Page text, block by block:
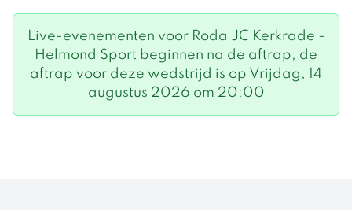
Live-evenementen voor Roda JC Kerkrade -
Helmond Sport beginnen na de aftrap, de
aftrap voor deze wedstrijd is op Vrijdag, 14
augustus 2026 om 20:00